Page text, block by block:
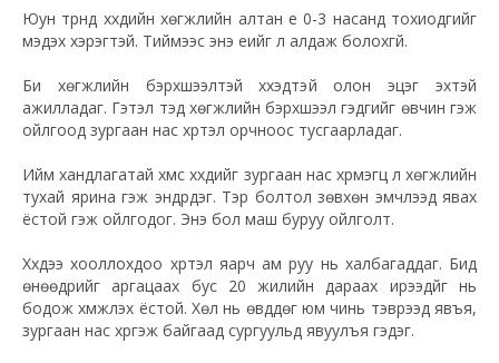
Юун түрүүнд хүүхдийн хөгжлийн алтан үе 0-3 насанд тохиодгийг
мэдэх хэрэгтэй. Тиймээс энэ үеийг л алдаж болохгүй.
Би хөгжлийн бэрхшээлтэй хүүхэдтэй олон эцэг эхтэй
ажилладаг. Гэтэл тэд хөгжлийн бэрхшээл гэдгийг өвчин гэж
ойлгоод зургаан нас хүртэл орчноос тусгаарладаг.
Ийм хандлагатай хүмүүс хүүхдийг зургаан нас хүрмэгц л хөгжлийн
тухай ярина гэж эндүүрдэг. Тэр болтол зөвхөн эмчлээд явах
ёстой гэж ойлгодог. Энэ бол маш буруу ойлголт.
Хүүхдээ хооллохдоо хүртэл яарч ам руу нь халбагаддаг. Бид
өнөөдрийг аргацаах бус 20 жилийн дараах ирээдүйг нь
бодож хүмүүжүүлэх ёстой. Хөл нь өвддөг юм чинь тэврээд явъя,
зургаан нас хүргэж байгаад сургуульд явуулъя гэдэг.